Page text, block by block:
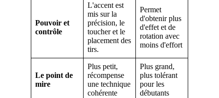
Pouvoir et
contrôle
L'accent est
mis sur la
précision, le
toucher et le
placement des
tirs.
Permet
d'obtenir plus
d'effet et de
rotation avec
moins d'effort
Le point de
mire
Plus petit,
récompense
une technique
cohérente
Plus grand,
plus tolérant
pour les
débutants